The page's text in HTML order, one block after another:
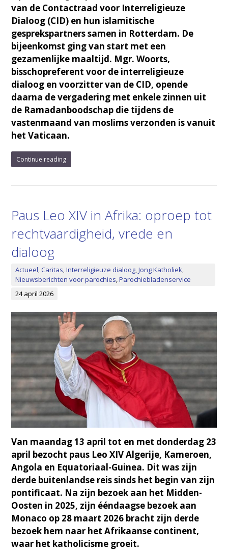
van de Contactraad voor Interreligieuze
Dialoog (CID) en hun islamitische
gesprekspartners samen in Rotterdam. De
bijeenkomst ging van start met een
gezamenlijke maaltijd. Mgr. Woorts,
bisschopreferent voor de interreligieuze
dialoog en voorzitter van de CID, opende
daarna de vergadering met enkele zinnen uit
de Ramadanboodschap die tijdens de
vastenmaand van moslims verzonden is vanuit
het Vaticaan.
Continue reading
Paus Leo XIV in Afrika: oproep tot
rechtvaardigheid, vrede en
dialoog
Actueel,Caritas,Interreligieuze dialoog,Jong Katholiek,
Nieuwsberichten voor parochies,Parochiebladenservice
24 april 2026
Van maandag 13 april tot en met donderdag 23
april bezocht paus Leo XIV Algerije, Kameroen,
Angola en Equatoriaal-Guinea. Dit was zijn
derde buitenlandse reis sinds het begin van zijn
pontificaat. Na zijn bezoek aan het Midden-
Oosten in 2025, zijn ééndaagse bezoek aan
Monaco op 28 maart 2026 bracht zijn derde
bezoek hem naar het Afrikaanse continent,
waar het katholicisme groeit.